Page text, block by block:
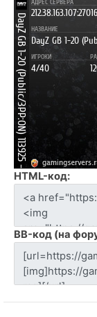
HTML-код:
BB-код (на